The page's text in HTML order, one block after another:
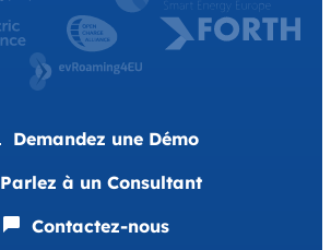
Demandez une Démo
Parlez à un Consultant
Contactez-nous